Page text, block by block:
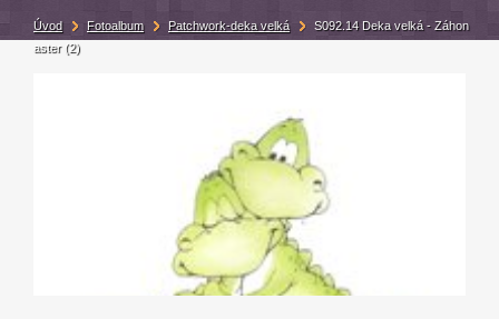
Úvod Fotoalbum Patchwork-deka velká
S092.14 Deka velká - Záhon
aster (2)